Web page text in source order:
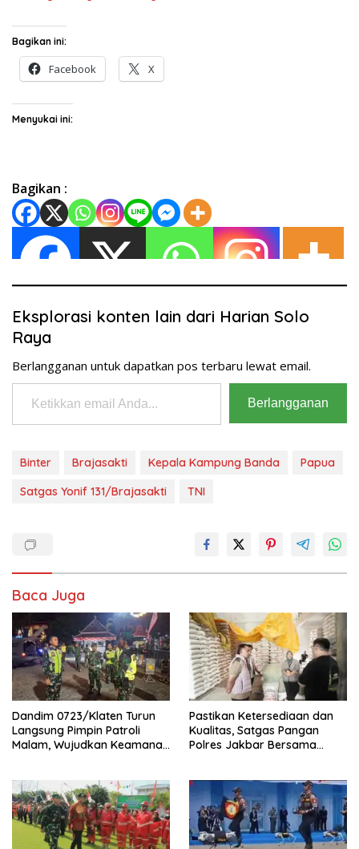
Bagikan ini:
Facebook X
Menyukai ini:
Bagikan :
Eksplorasi konten lain dari Harian Solo
Raya
Berlangganan untuk dapatkan pos terbaru lewat email.
Ketikkan email Anda...
Berlangganan
Binter Brajasakti Kepala Kampung Banda
Papua
Satgas Yonif 131/Brajasakti
TNI
Baca Juga
Dandim 0723/Klaten Turun
Langsung Pimpin Patroli
Malam, Wujudkan Keamanan
Pastikan Ketersediaan dan
Kualitas, Satgas Pangan
Polres Jakbar Bersama
Cengkareng